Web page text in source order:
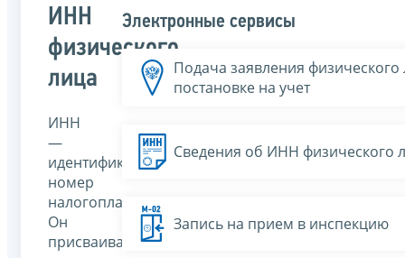
ИНН
физического
лица
ИНН
—
идентификационный
номер
налогоплательщика.
Он
присваивается
Электронные сервисы
Подача заявления физического
постановке на учет
Сведения об ИНН физического
Запись на прием в инспекцию